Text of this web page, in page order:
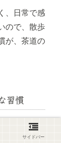
、日常で感
ので、散歩
が、茶道の
習慣
間を確保す
サイドバー